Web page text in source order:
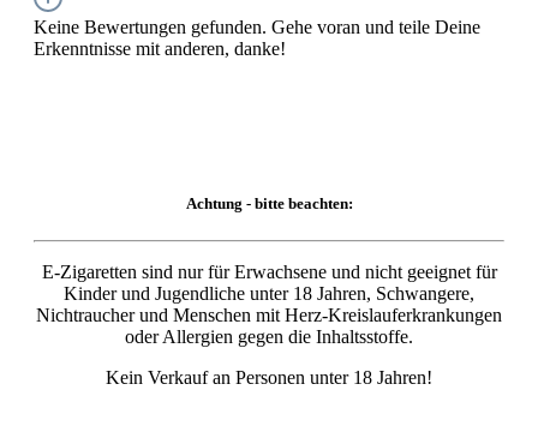
Keine Bewertungen gefunden. Gehe voran und teile Deine
Erkenntnisse mit anderen, danke!
Achtung - bitte beachten:
E-Zigaretten sind nur für Erwachsene und nicht geeignet für
Kinder und Jugendliche unter 18 Jahren, Schwangere,
Nichtraucher und Menschen mit Herz-Kreislauferkrankungen
oder Allergien gegen die Inhaltsstoffe.
Kein Verkauf an Personen unter 18 Jahren!